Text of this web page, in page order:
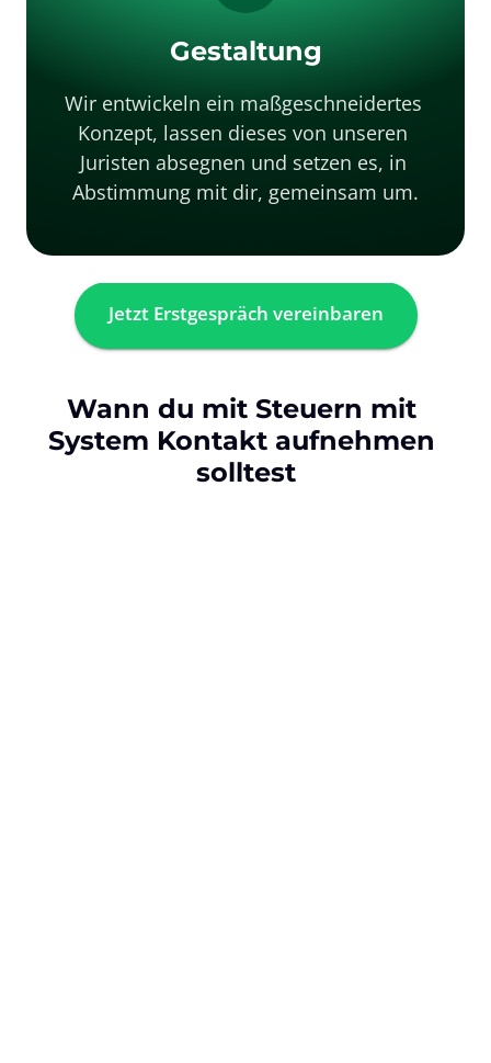
Gestaltung
Wir entwickeln ein maßgeschneidertes
Konzept, lassen dieses von unseren
Juristen absegnen und setzen es, in
Abstimmung mit dir, gemeinsam um.
Jetzt Erstgespräch vereinbaren
Wann du mit Steuern mit
System Kontakt aufnehmen
solltest